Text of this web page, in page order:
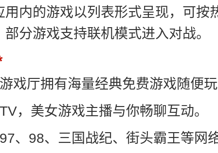
用内的游戏以列表形式呈现，可按
分游戏支持联机模式进入对战。
戏厅拥有海量经典免费游戏随便
，美女游戏主播与你畅聊互动。
、98、三国战纪、街头霸王等网